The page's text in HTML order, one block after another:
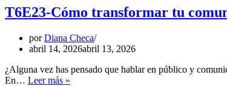
T6E23-Cómo transformar tu
porDiana Checa
abril 14, 2026abril 13, 2026
¿Alguna vez has pensado que hablar en público y
En… Leer más »